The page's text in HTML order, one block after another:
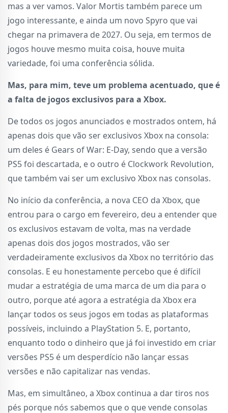
mas a ver vamos. Valor Mortis também parece um
jogo interessante, e ainda um novo Spyro que vai
chegar na primavera de 2027. Ou seja, em termos de
jogos houve mesmo muita coisa, houve muita
variedade, foi uma conferência sólida.
Mas, para mim, teve um problema acentuado, que é
a falta de jogos exclusivos para a Xbox.
De todos os jogos anunciados e mostrados ontem, há
apenas dois que vão ser exclusivos Xbox na consola:
um deles é Gears of War: E-Day, sendo que a versão
PS5 foi descartada, e o outro é Clockwork Revolution,
que também vai ser um exclusivo Xbox nas consolas.
No início da conferência, a nova CEO da Xbox, que
entrou para o cargo em fevereiro, deu a entender que
os exclusivos estavam de volta, mas na verdade
apenas dois dos jogos mostrados, vão ser
verdadeiramente exclusivos da Xbox no território das
consolas. E eu honestamente percebo que é difícil
mudar a estratégia de uma marca de um dia para o
outro, porque até agora a estratégia da Xbox era
lançar todos os seus jogos em todas as plataformas
possíveis, incluindo a PlayStation 5. E, portanto,
enquanto todo o dinheiro que já foi investido em criar
versões PS5 é um desperdício não lançar essas
versões e não capitalizar nas vendas.
Mas, em simultâneo, a Xbox continua a dar tiros nos
pés porque nós sabemos que o que vende consolas